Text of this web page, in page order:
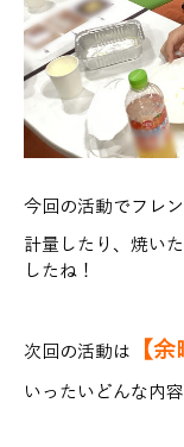
今回の活動でフレ
計量したり、焼い
したね！
次回の活動は 【
いったいどんな内